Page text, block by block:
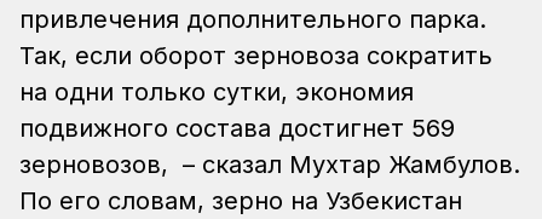
привлечения дополнительного парка.
Так, если оборот зерновоза сократить
на одни только сутки, экономия
подвижного состава достигнет 569
зерновозов, – сказал Мухтар Жамбулов.
По его словам, зерно на Узбекистан